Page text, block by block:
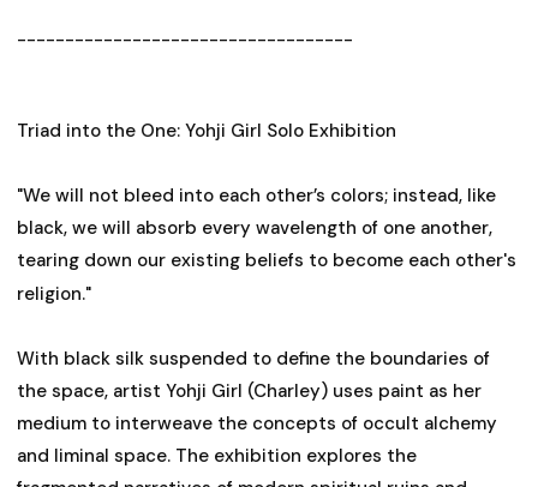
-----------------------------------
Triad into the One: Yohji Girl Solo Exhibition
"We will not bleed into each other’s colors; instead, like
black, we will absorb every wavelength of one another,
tearing down our existing beliefs to become each other's
religion."
With black silk suspended to define the boundaries of
the space, artist Yohji Girl (Charley) uses paint as her
medium to interweave the concepts of occult alchemy
and liminal space. The exhibition explores the